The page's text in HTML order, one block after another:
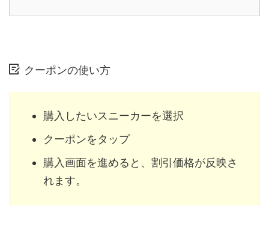
クーポンの使い方
購入したいスニーカーを選択
クーポンをタップ
購入画面を進めると、割引価格が反映さ
れます。